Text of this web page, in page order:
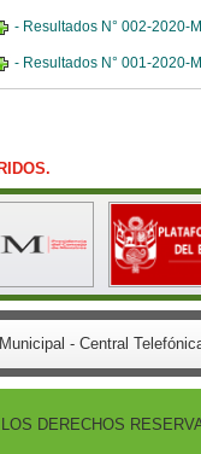
- Resultados N° 002-2020-
- Resultados N° 001-2020-
- Central
DERECHOS